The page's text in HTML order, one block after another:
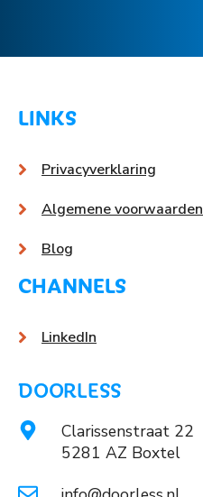
LINKS
Privacyverklaring
Algemene voorwaarden
Blog
CHANNELS
LinkedIn
DOORLESS
Clarissenstraat 22
5281 AZ Boxtel